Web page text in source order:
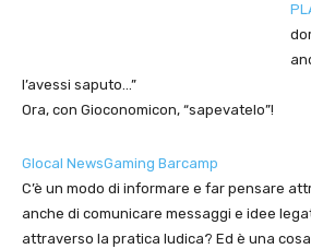
l’avessi saputo…”
Ora, con Gioconomicon, “sapevatelo”!
Glocal NewsGaming Barcamp
C’è un modo di informare e far pensare
anche di comunicare messaggi e idee
attraverso la pratica ludica? Ed è una cosa